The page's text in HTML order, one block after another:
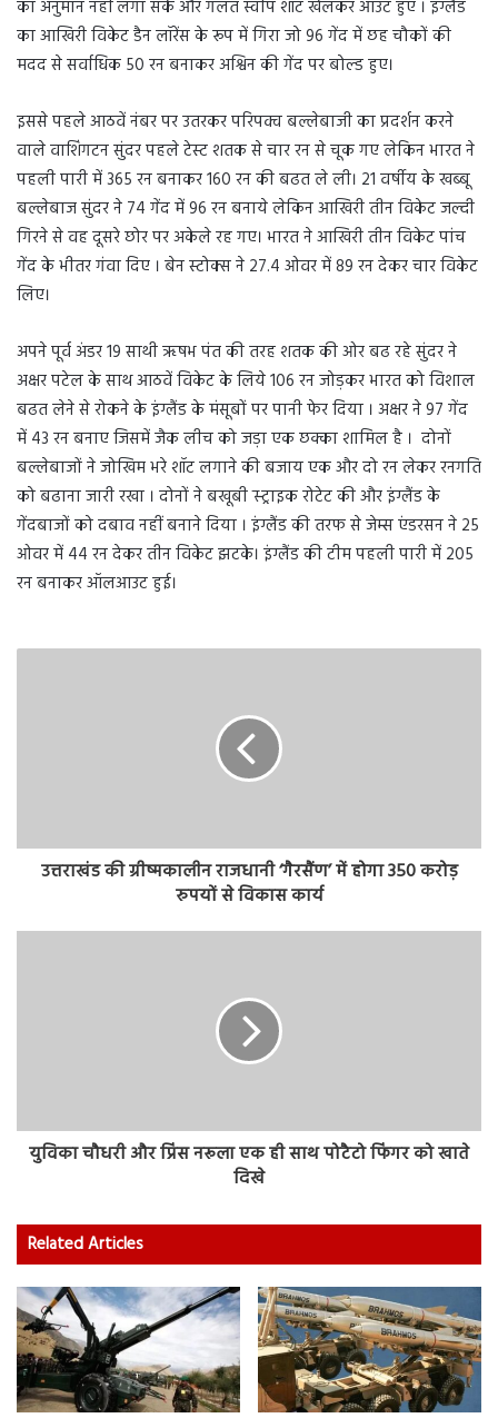
का अनुमान नहीं लगा सके और गलत स्वीप शॉट खेलकर आउट हुए । इंग्लैंड
का आखिरी विकेट डैन लॉरेंस के रूप में गिरा जो 96 गेंद में छह चौकों की
मदद से सर्वाधिक 50 रन बनाकर अश्विन की गेंद पर बोल्ड हुए।
इससे पहले आठवें नंबर पर उतरकर परिपक्व बल्लेबाजी का प्रदर्शन करने
वाले वाशिंगटन सुंदर पहले टेस्ट शतक से चार रन से चूक गए लेकिन भारत ने
पहली पारी में 365 रन बनाकर 160 रन की बढत ले ली। 21 वर्षीय के खब्बू
बल्लेबाज सुंदर ने 74 गेंद में 96 रन बनाये लेकिन आखिरी तीन विकेट जल्दी
गिरने से वह दूसरे छोर पर अकेले रह गए। भारत ने आखिरी तीन विकेट पांच
गेंद के भीतर गंवा दिए । बेन स्टोक्स ने 27.4 ओवर में 89 रन देकर चार विकेट
लिए।
अपने पूर्व अंडर 19 साथी ऋषभ पंत की तरह शतक की ओर बढ रहे सुंदर ने
अक्षर पटेल के साथ आठवें विकेट के लिये 106 रन जोड़कर भारत को विशाल
बढत लेने से रोकने के इंग्लैंड के मंसूबों पर पानी फेर दिया । अक्षर ने 97 गेंद
में 43 रन बनाए जिसमें जैक लीच को जड़ा एक छक्का शामिल है । दोनों
बल्लेबाजों ने जोखिम भरे शॉट लगाने की बजाय एक और दो रन लेकर रनगति
को बढाना जारी रखा । दोनों ने बखूबी स्ट्राइक रोटेट की और इंग्लैंड के
गेंदबाजों को दबाव नहीं बनाने दिया । इंग्लैंड की तरफ से जेम्स एंडरसन ने 25
ओवर में 44 रन देकर तीन विकेट झटके। इंग्लैंड की टीम पहली पारी में 205
रन बनाकर ऑलआउट हुई।
उत्तराखंड की ग्रीष्मकालीन राजधानी ‘गैरसैंण’ में होगा 350 करोड़
रुपयों से विकास कार्य
युविका चौधरी और प्रिंस नरूला एक ही साथ पोटैटो फिंगर को खाते
दिखे
Related Articles